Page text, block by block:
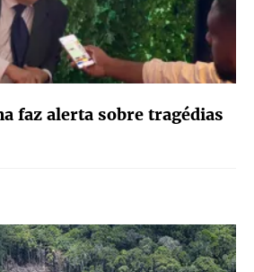
faz alerta sobre tragédias